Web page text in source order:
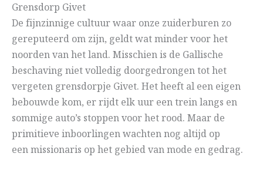
Grensdorp Givet
De fijnzinnige cultuur waar onze zuiderburen zo
gereputeerd om zijn, geldt wat minder voor het
noorden van het land. Misschien is de Gallische
beschaving niet volledig doorgedrongen tot het
vergeten grensdorpje Givet. Het heeft al een eigen
bebouwde kom, er rijdt elk uur een trein langs en
sommige auto’s stoppen voor het rood. Maar de
primitieve inboorlingen wachten nog altijd op
een missionaris op het gebied van mode en gedrag.